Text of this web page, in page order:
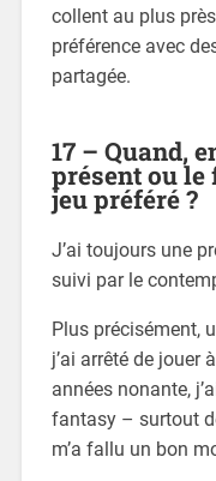
collent au plus
préférence avec
partagée.
17 – Quand,
présent ou le
jeu préféré ?
J’ai toujours une
suivi par le
Plus précisément,
j’ai arrêté de jouer
années nonante,
fantasy – surtout
m’a fallu un bon